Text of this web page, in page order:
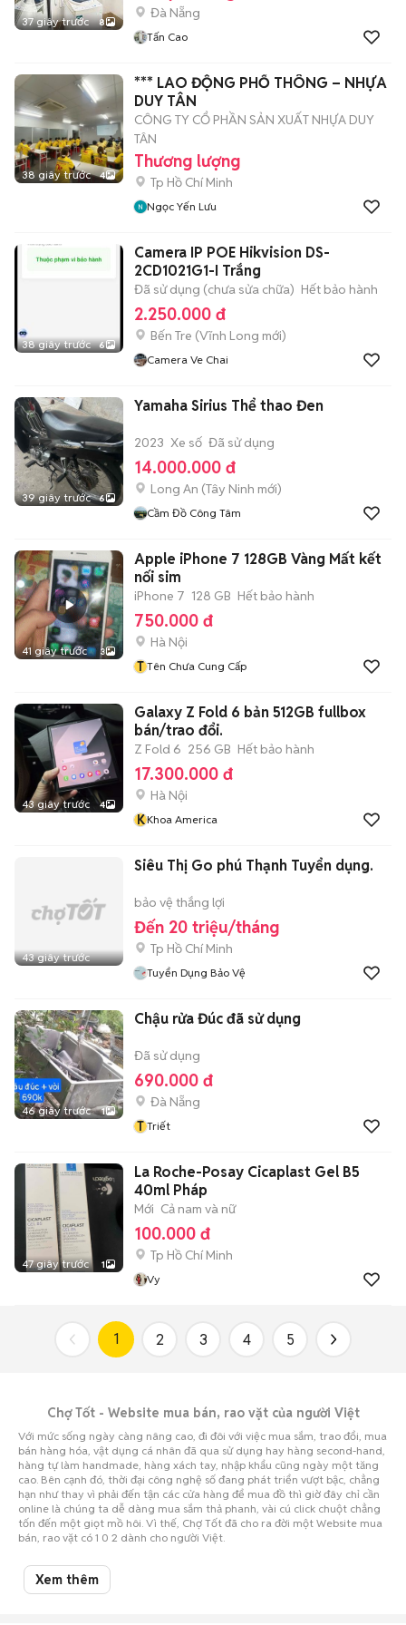
37 giây trước 8
Đà Nẵng
Tấn Cao
38 giây trước 4
*** LAO ĐỘNG PHỔ THÔNG – NHỰA
DUY TÂN
CÔNG TY CỔ PHẦN SẢN XUẤT NHỰA DUY
TÂN
Thương lượng
Tp Hồ Chí Minh
Ngọc Yến Lưu
38 giây trước 6
Camera IP POE Hikvision DS-
2CD1021G1-I Trắng
Đã sử dụng (chưa sửa chữa) Hết bảo hành
2.250.000 đ
Bến Tre (Vĩnh Long mới)
Camera Ve Chai
39 giây trước 6
Yamaha Sirius Thể thao Đen
2023 Xe số Đã sử dụng
14.000.000 đ
Long An (Tây Ninh mới)
Cầm Đồ Công Tâm
41 giây trước 3
Apple iPhone 7 128GB Vàng Mất kết
nối sim
iPhone 7 128 GB Hết bảo hành
750.000 đ
Hà Nội
T Tên Chưa Cung Cấp
43 giây trước 4
Galaxy Z Fold 6 bản 512GB fullbox
bán/trao đổi.
Z Fold 6 256 GB Hết bảo hành
17.300.000 đ
Hà Nội
KKhoa America
43 giây trước
Siêu Thị Go phú Thạnh Tuyển dụng.
bảo vệ thắng lợi
Đến 20 triệu/tháng
Tp Hồ Chí Minh
Tuyển Dụng Bảo Vệ
46 giây trước 1
Chậu rửa Đúc đã sử dụng
Đã sử dụng
690.000 đ
Đà Nẵng
T Triết
47 giây trước 1
La Roche-Posay Cicaplast Gel B5
40ml Pháp
Mới Cả nam và nữ
100.000 đ
Tp Hồ Chí Minh
Vy
1 2 3 4 5
Chợ Tốt - Website mua bán, rao vặt của người Việt
Với mức sống ngày càng nâng cao, đi đôi với việc mua sắm, trao đổi, mua
bán hàng hóa, vật dụng cá nhân đã qua sử dụng hay hàng second-hand,
hàng tự làm handmade, hàng xách tay, nhập khẩu cũng ngày một tăng
cao. Bên cạnh đó, thời đại công nghệ số đang phát triển vượt bậc, chẳng
hạn như thay vì phải đến tận các cửa hàng để mua đồ thì giờ đây chỉ cần
online là chúng ta dễ dàng mua sắm thả phanh, vài cú click chuột chẳng
tốn đến một giọt mồ hôi. Vì thế, Chợ Tốt đã cho ra đời một Website mua
bán, rao vặt có 1 0 2 dành cho người Việt.
mục đích tạo ra cho bạn một kênh rao vặt trung gian, kết nối người mua
với người bán lại với nhau bằng những giao dịch cực kỳ đơn giản, tiện lợi,
Xem thêm